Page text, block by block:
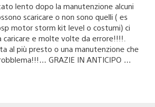
lento dopo la manutenzione alcuni
scaricare o non sono quelli ( es
motor storm kit level o costumi) ci
e molte volte da errore!!!!.
al più presto o una manutenzione che
GRAZIE IN ANTICIPO …